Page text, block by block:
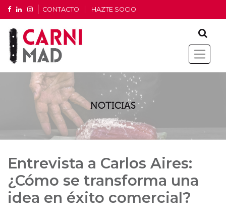
CONTACTO HAZTE SOCIO
NOTICIAS
Entrevista a Carlos Aires:
¿Cómo se transforma una
idea en éxito comercial?